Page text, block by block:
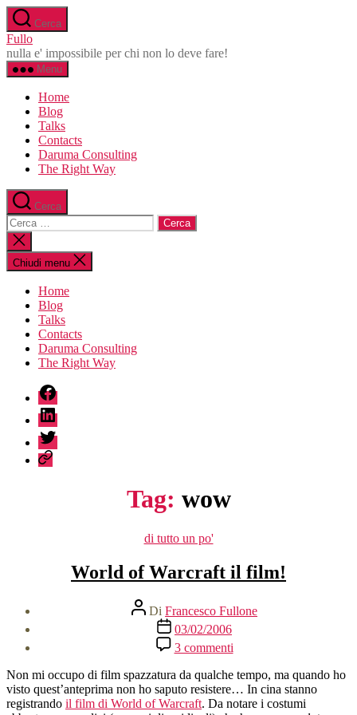
Salta
al
contenuto
Cerca
Fullo
nulla e' impossibile per chi non lo deve fare!
Menu
Home
Blog
Talks
Contacts
Daruma Consulting
The Right Way
Cerca
Cerca:
Chiudi
la
ricerca
Chiudi menu
Home
Blog
Talks
Contacts
Daruma Consulting
The Right Way
fb
linkedin
twitter
sessionize
Tag: wow
Categorie
di tutto un po'
World of Warcraft il film!
Autore
articolo
Di Francesco Fullone
Data
dell'articolo
03/02/2006
3 commentisu
World
of
Warcraft
il
Non mi occupo di film spazzatura da qualche tempo, ma quando ho
visto quest’anteprima non ho saputo resistere… In cina stanno
registrando il film di World of Warcraft. Da notare i costumi